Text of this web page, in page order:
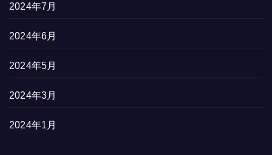
2024年7月
2024年6月
2024年5月
2024年3月
2024年1月